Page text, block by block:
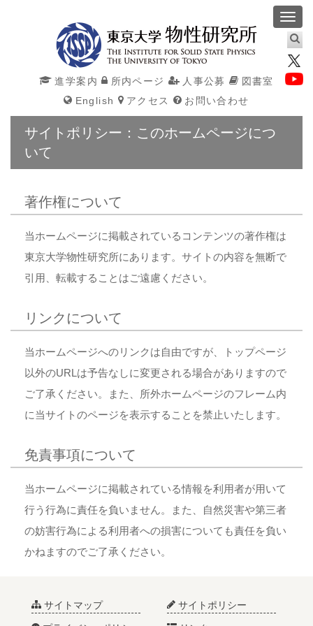
進学案内 所内ページ 人事公募
図書室
English
アクセス お問い合わせ
サイトポリシー：このホームページにつ
いて
著作権について
当ホームページに掲載されているコンテンツの著作権は
東京大学物性研究所にあります。サイトの内容を無断で
引用、転載することはご遠慮ください。
リンクについて
当ホームページへのリンクは自由ですが、トップページ
以外のURLは予告なしに変更される場合がありますので
ご了承ください。また、所外ホームページのフレーム内
に当サイトのページを表示することを禁止いたします。
免責事項について
当ホームページに掲載されている情報を利用者が用いて
行う行為に責任を負いません。また、自然災害や第三者
の妨害行為による利用者への損害についても責任を負い
かねますのでご了承ください。
サイトマップ サイトポリシー